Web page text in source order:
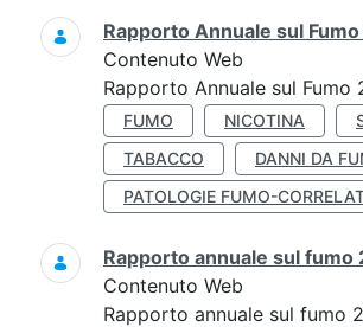
Rapporto Annuale sul
Contenuto Web
Rapporto Annuale sul Fumo
FUMO NICOTINA
TABACCO
DANNI DA
PATOLOGIE FUMO-
Rapporto annuale sul fumo
Contenuto Web
Rapporto annuale sul fumo